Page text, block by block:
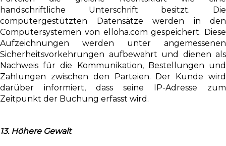
handschriftliche Unterschrift besitzt. Die
computergestützten Datensätze werden in den
Computersystemen von elloha.com gespeichert. Diese
Aufzeichnungen werden unter angemessenen
Sicherheitsvorkehrungen aufbewahrt und dienen als
Nachweis für die Kommunikation, Bestellungen und
Zahlungen zwischen den Parteien. Der Kunde wird
darüber informiert, dass seine IP-Adresse zum
Zeitpunkt der Buchung erfasst wird.
13. Höhere Gewalt